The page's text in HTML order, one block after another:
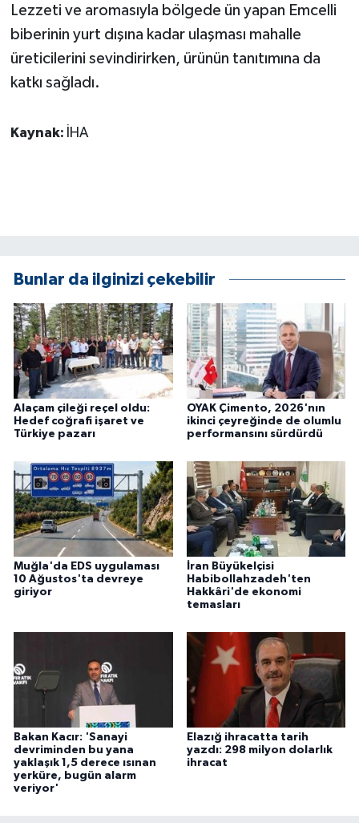
Lezzeti ve aromasıyla bölgede ün yapan Emcelli
biberinin yurt dışına kadar ulaşması mahalle
üreticilerini sevindirirken, ürünün tanıtımına da
katkı sağladı.
Kaynak: İHA
Bunlar da ilginizi çekebilir
Alaçam çileği reçel oldu:
Hedef coğrafi işaret ve
Türkiye pazarı
OYAK Çimento, 2026'nın
ikinci çeyreğinde de olumlu
performansını sürdürdü
Muğla'da EDS uygulaması
10 Ağustos'ta devreye
giriyor
İran Büyükelçisi
Habibollahzadeh'ten
Hakkâri'de ekonomi
temasları
Bakan Kacır: 'Sanayi
devriminden bu yana
yaklaşık 1,5 derece ısınan
yerküre, bugün alarm
veriyor'
Elazığ ihracatta tarih
yazdı: 298 milyon dolarlık
ihracat
TEKNOLOJİ
Turizm